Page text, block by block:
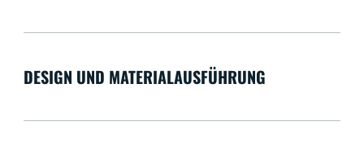
DESIGN UND MATERIALAUSFÜHRUNG